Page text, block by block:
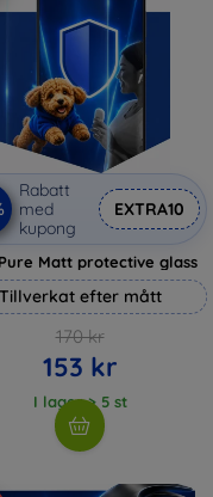
Rabatt
med
kupong
EXTRA10
Matt protective glass
Tillverkat efter mått
170 kr
153 kr
I lager > 5 st